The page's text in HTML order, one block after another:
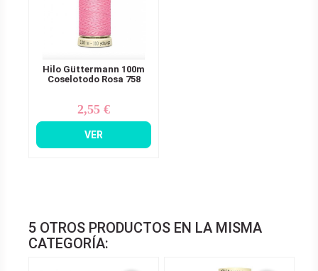
Hilo Güttermann 100m
Coselotodo Rosa 758
Precio
2,55 €
VER
5 OTROS PRODUCTOS EN LA MISMA
CATEGORÍA: